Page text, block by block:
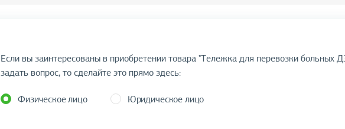
Если вы заинтересованы в приобретении товара "Тележка для перевозки больных
задать вопрос, то сделайте это прямо здесь:
Физическое лицо Юридическое лицо